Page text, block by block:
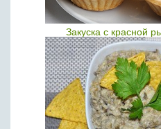
Закуска с красной